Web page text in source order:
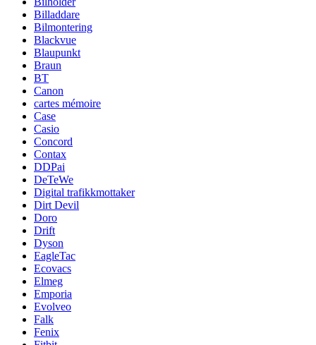
Billaddare
Bilmontering
Blackvue
Blaupunkt
Braun
BT
Canon
cartes mémoire
Case
Casio
Concord
Contax
DDPai
DeTeWe
Digital trafikkmottaker
Dirt Devil
Doro
Drift
Dyson
EagleTac
Ecovacs
Elmeg
Emporia
Evolveo
Falk
Fenix